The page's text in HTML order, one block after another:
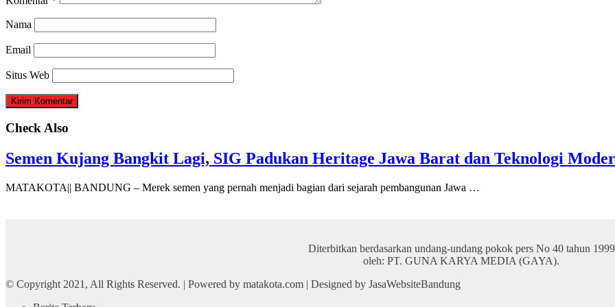
Nama
Email
Situs Web
Check Also
Semen Kujang Bangkit Lagi, SIG Padukan Heritage Jawa Barat dan Teknologi
MATAKOTA|| BANDUNG – Merek semen yang pernah menjadi bagian dari sejarah pembangunan Jawa …
Diterbitkan berdasarkan undang-undang pokok pers No 40 tahun 1999
oleh: PT. GUNA KARYA MEDIA (GAYA).
© Copyright 2021, All Rights Reserved. | Powered by matakota.com | Designed by JasaWebsiteBandung